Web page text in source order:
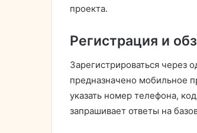
проекта.
Регистрация и
Зарегистрироваться через
предназначено мобильное
указать номер телефона,
запрашивает ответы на